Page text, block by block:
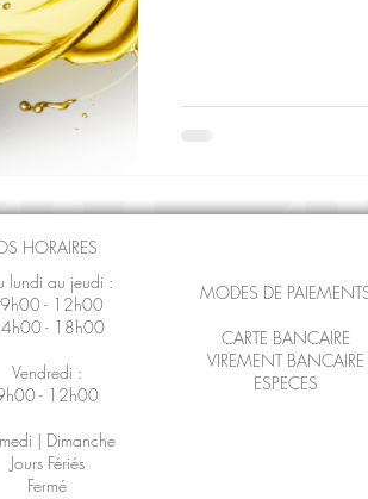
HORAIRES
lundi au jeudi :
9h00 - 12h00
- 18h00
Vendredi :
- 12h00
| Dimanche
Jours Fériés
Fermé
MODES DE
CARTE BANCAIRE
VIREMENT BANCAIRE
ESPECES